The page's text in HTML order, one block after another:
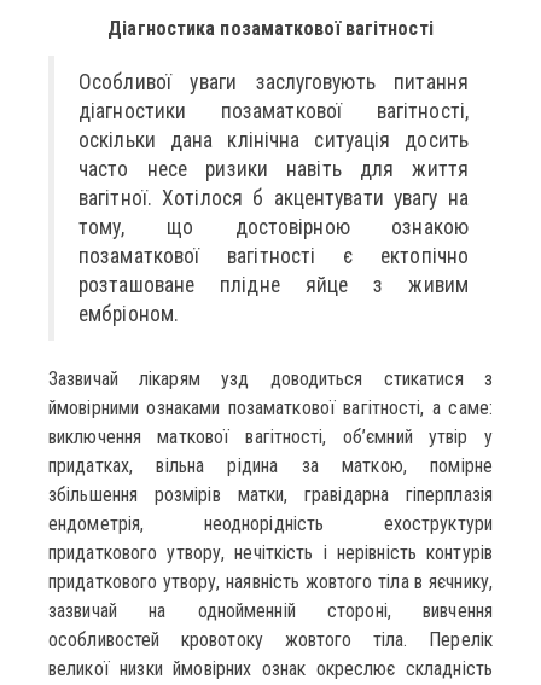
Діагностика позаматкової вагітності
Особливої уваги заслуговують питання
діагностики позаматкової вагітності,
оскільки дана клінічна ситуація досить
часто несе ризики навіть для життя
вагітної. Хотілося б акцентувати увагу на
тому, що достовірною ознакою
позаматкової вагітності є ектопічно
розташоване плідне яйце з живим
ембріоном.
Зазвичай лікарям узд доводиться стикатися з
ймовірними ознаками позаматкової вагітності, а саме:
виключення маткової вагітності, об’ємний утвір у
придатках, вільна рідина за маткою, помірне
збільшення розмірів матки, гравідарна гіперплазія
ендометрія, неоднорідність ехоструктури
придаткового утвору, нечіткість і нерівність контурів
придаткового утвору, наявність жовтого тіла в яєчнику,
зазвичай на однойменній стороні, вивчення
особливостей кровотоку жовтого тіла. Перелік
великої низки ймовірних ознак окреслює складність